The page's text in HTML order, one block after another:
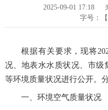
2025-09-01 17:18
字号：【
根据有关要求，现将
况、地表水水质状况、市
等环境质量状况进行公开。
一、环境空气质量状况